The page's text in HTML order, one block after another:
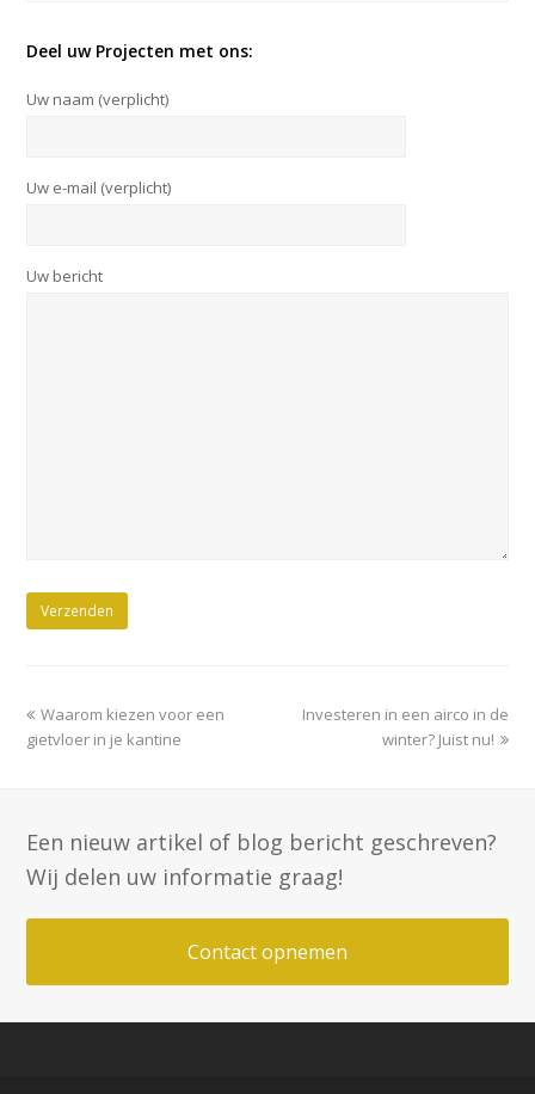
Deel uw Projecten met ons:
Uw naam (verplicht)
Uw e-mail (verplicht)
Uw bericht
previous
post:
Waarom kiezen voor een
gietvloer in je kantine
next
Investeren in een airco in de
winter? Juist nu!
Een nieuw artikel of blog bericht geschreven?
Wij delen uw informatie graag!
Contact opnemen